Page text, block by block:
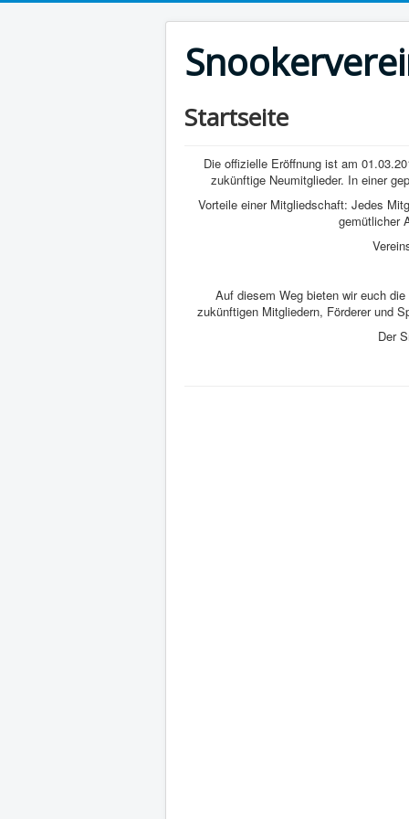
Startseite
Die offizielle Eröffnung ist am
zukünftige Neumitglieder. In einer
Vorteile einer Mitgliedschaft: Jedes
gemütlicher
Auf diesem Weg bieten wir euch
zukünftigen Mitgliedern, Förderer und
Der